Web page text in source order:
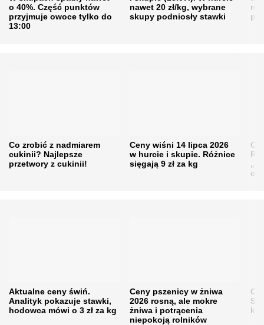
o 40%. Część punktów
przyjmuje owoce tylko do
13:00
nawet 20 zł/kg, wybrane
skupy podniosły stawki
Co zrobić z nadmiarem
cukinii? Najlepsze
przetwory z cukinii!
Ceny wiśni 14 lipca 2026
w hurcie i skupie. Różnice
sięgają 9 zł za kg
Aktualne ceny świń.
Analityk pokazuje stawki,
hodowca mówi o 3 zł za kg
Ceny pszenicy w żniwa
2026 rosną, ale mokre
żniwa i potrącenia
niepokoją rolników